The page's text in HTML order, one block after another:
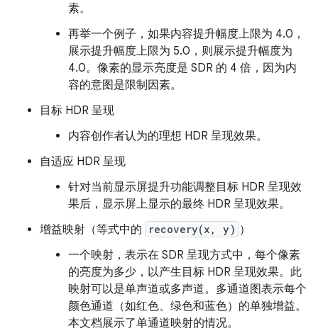
素。
再举一个例子，如果内容提升幅度上限为 4.0，
展示提升幅度上限为 5.0，则展示提升幅度为
4.0。像素的显示亮度是 SDR 的 4 倍，因为内
容的意图是限制因素。
目标 HDR 呈现
内容创作者认为的理想 HDR 呈现效果。
自适应 HDR 呈现
针对当前显示屏提升功能调整目标 HDR 呈现效
果后，显示屏上显示的最终 HDR 呈现效果。
增益映射（等式中的
recovery(x, y) ）
一个映射，表示在 SDR 呈现方式中，每个像素
的亮度为多少，以产生目标 HDR 呈现效果。此
映射可以是单声道或多声道。多通道图表示每个
颜色通道（如红色、绿色和蓝色）的单独增益。
本文档展示了单通道映射的情况。